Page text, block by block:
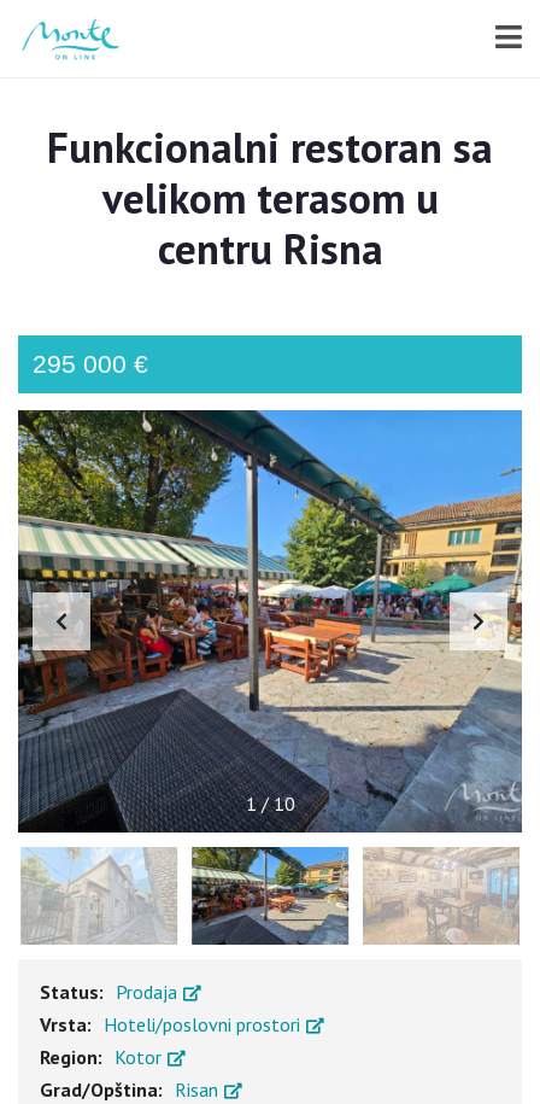
Funkcionalni restoran sa
velikom terasom u
centru Risna
295 000 €
1/10
Status: Prodaja
Vrsta: Hoteli/poslovni prostori
Region: Kotor
Grad/Opština: Risan